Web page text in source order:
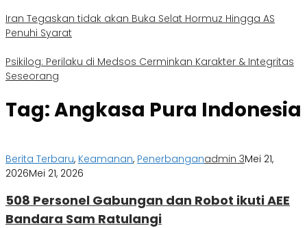
Iran Tegaskan tidak akan Buka Selat Hormuz Hingga AS
Penuhi Syarat
Psikilog: Perilaku di Medsos Cerminkan Karakter & Integritas
Seseorang
Tag:Angkasa Pura Indonesia
Berita Terbaru, Keamanan, Penerbanganadmin 3Mei 21,
2026Mei 21, 2026
508 Personel Gabungan dan Robot ikuti AEE
Bandara Sam Ratulangi